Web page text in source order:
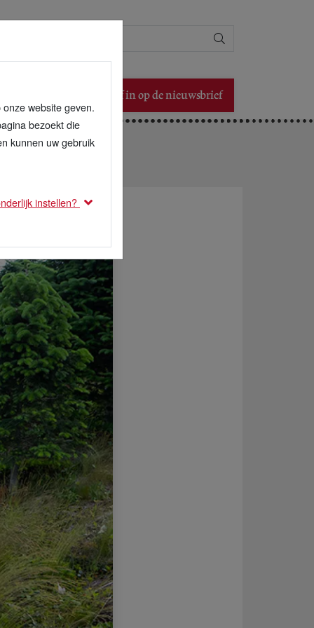
Schrijf in op de nieuwsbrief
website geven.
bezoekt die
kunnen uw gebruik
instellen?